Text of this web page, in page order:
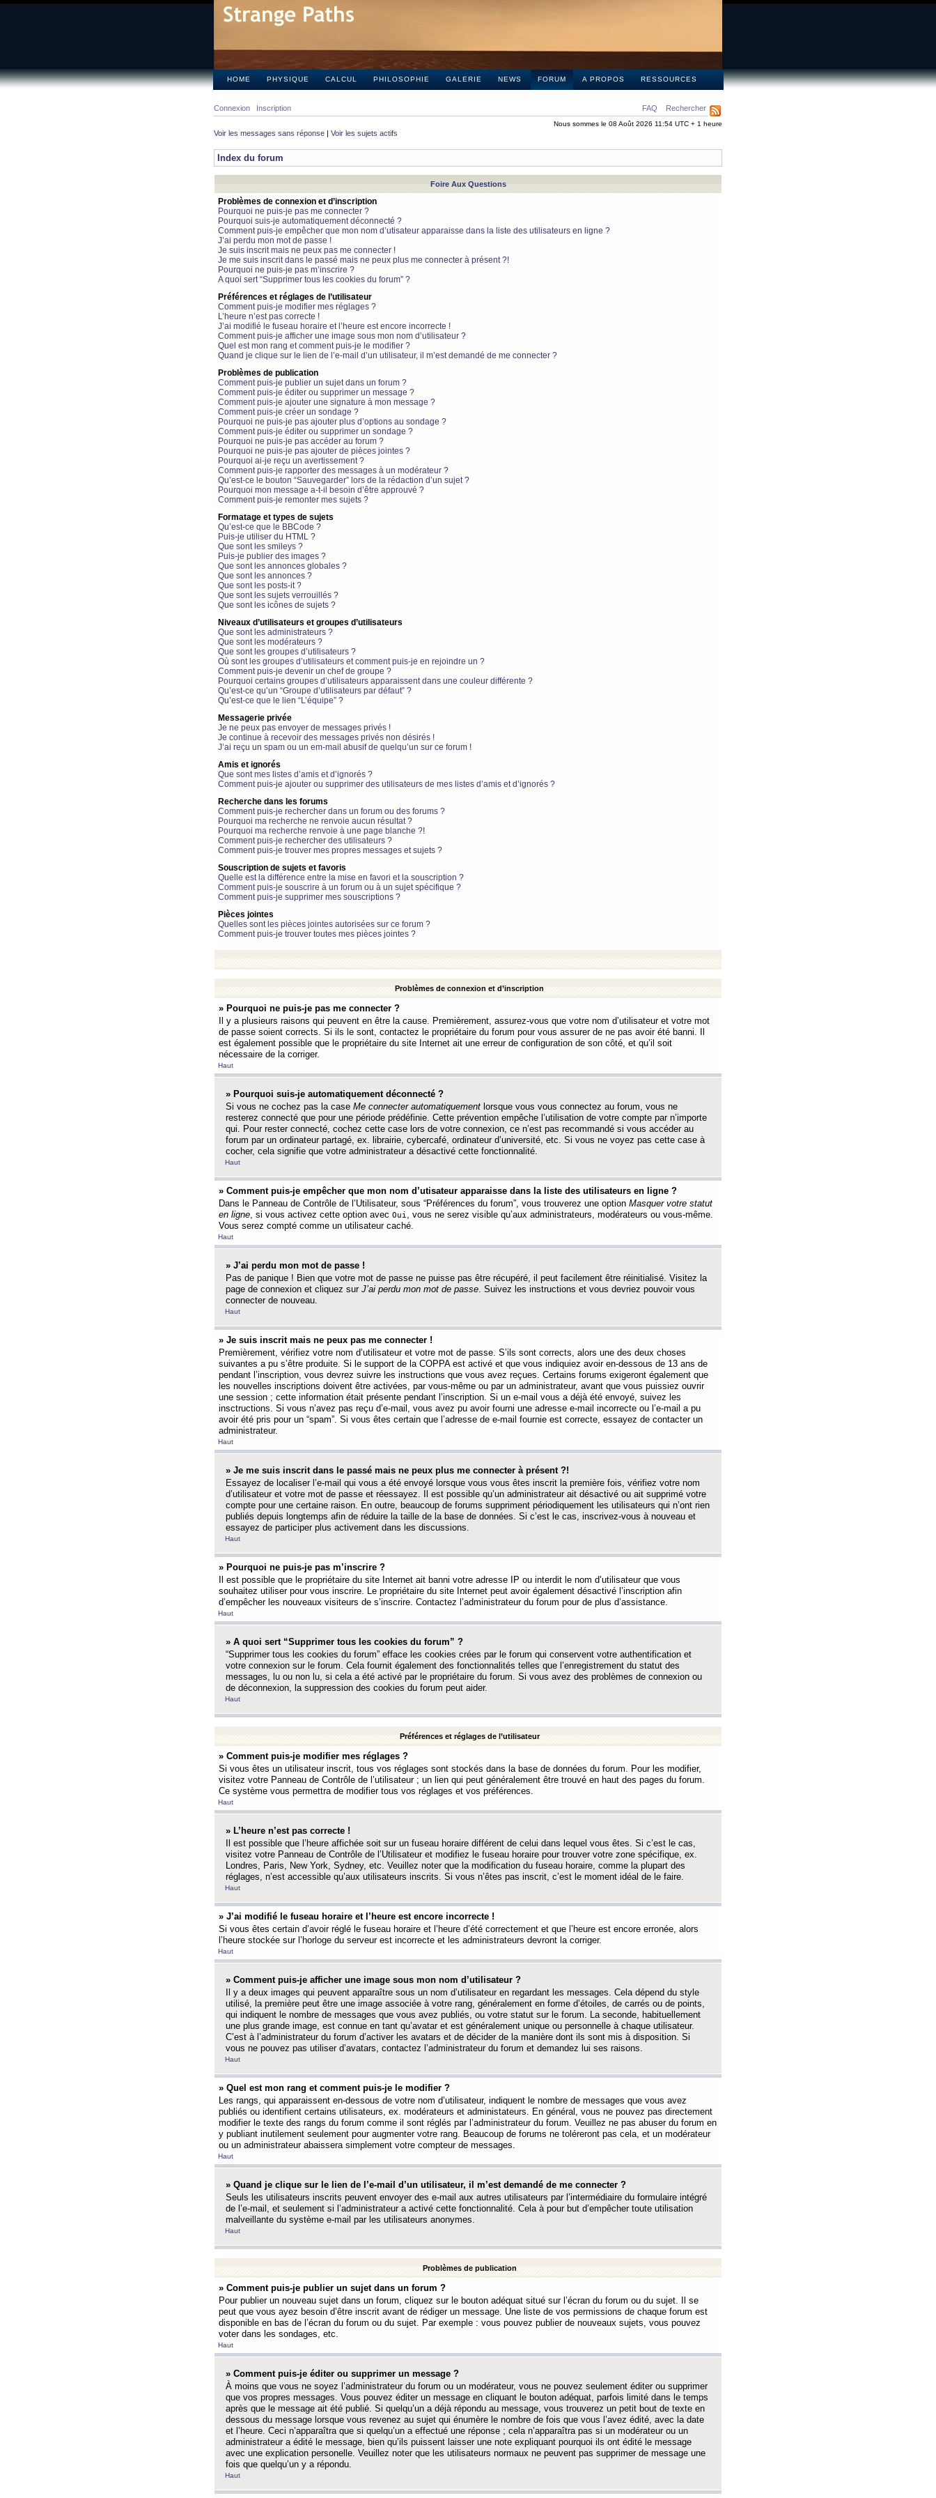
HOME PHYSIQUE CALCUL PHILOSOPHIE GALERIE NEWS FORUM A PROPOS RESSOURCES
FAQ Rechercher
Connexion Inscription
Nous sommes le 08 Août 2026 11:54 UTC + 1 heure
Voir les messages sans réponse | Voir les sujets actifs
Index du forum
Foire Aux Questions
Problèmes de connexion et d’inscription
Pourquoi ne puis-je pas me connecter ?
Pourquoi suis-je automatiquement déconnecté ?
Comment puis-je empêcher que mon nom d’utisateur apparaisse dans la liste des utilisateurs en ligne ?
J’ai perdu mon mot de passe !
Je suis inscrit mais ne peux pas me connecter !
Je me suis inscrit dans le passé mais ne peux plus me connecter à présent ?!
Pourquoi ne puis-je pas m’inscrire ?
A quoi sert “Supprimer tous les cookies du forum” ?
Préférences et réglages de l’utilisateur
Comment puis-je modifier mes réglages ?
L’heure n’est pas correcte !
J’ai modifié le fuseau horaire et l’heure est encore incorrecte !
Comment puis-je afficher une image sous mon nom d’utilisateur ?
Quel est mon rang et comment puis-je le modifier ?
Quand je clique sur le lien de l’e-mail d’un utilisateur, il m’est demandé de me connecter ?
Problèmes de publication
Comment puis-je publier un sujet dans un forum ?
Comment puis-je éditer ou supprimer un message ?
Comment puis-je ajouter une signature à mon message ?
Comment puis-je créer un sondage ?
Pourquoi ne puis-je pas ajouter plus d’options au sondage ?
Comment puis-je éditer ou supprimer un sondage ?
Pourquoi ne puis-je pas accéder au forum ?
Pourquoi ne puis-je pas ajouter de pièces jointes ?
Pourquoi ai-je reçu un avertissement ?
Comment puis-je rapporter des messages à un modérateur ?
Qu’est-ce le bouton “Sauvegarder” lors de la rédaction d’un sujet ?
Pourquoi mon message a-t-il besoin d’être approuvé ?
Comment puis-je remonter mes sujets ?
Formatage et types de sujets
Qu’est-ce que le BBCode ?
Puis-je utiliser du HTML ?
Que sont les smileys ?
Puis-je publier des images ?
Que sont les annonces globales ?
Que sont les annonces ?
Que sont les posts-it ?
Que sont les sujets verrouillés ?
Que sont les icônes de sujets ?
Niveaux d’utilisateurs et groupes d’utilisateurs
Que sont les administrateurs ?
Que sont les modérateurs ?
Que sont les groupes d’utilisateurs ?
Où sont les groupes d’utilisateurs et comment puis-je en rejoindre un ?
Comment puis-je devenir un chef de groupe ?
Pourquoi certains groupes d’utilisateurs apparaissent dans une couleur différente ?
Qu’est-ce qu’un “Groupe d’utilisateurs par défaut” ?
Qu’est-ce que le lien “L’équipe” ?
Messagerie privée
Je ne peux pas envoyer de messages privés !
Je continue à recevoir des messages privés non désirés !
J’ai reçu un spam ou un em-mail abusif de quelqu’un sur ce forum !
Amis et ignorés
Que sont mes listes d’amis et d’ignorés ?
Comment puis-je ajouter ou supprimer des utilisateurs de mes listes d’amis et d’ignorés ?
Recherche dans les forums
Comment puis-je rechercher dans un forum ou des forums ?
Pourquoi ma recherche ne renvoie aucun résultat ?
Pourquoi ma recherche renvoie à une page blanche ?!
Comment puis-je rechercher des utilisateurs ?
Comment puis-je trouver mes propres messages et sujets ?
Souscription de sujets et favoris
Quelle est la différence entre la mise en favori et la souscription ?
Comment puis-je souscrire à un forum ou à un sujet spécifique ?
Comment puis-je supprimer mes souscriptions ?
Pièces jointes
Quelles sont les pièces jointes autorisées sur ce forum ?
Comment puis-je trouver toutes mes pièces jointes ?
Problèmes de connexion et d’inscription
» Pourquoi ne puis-je pas me connecter ?
Il y a plusieurs raisons qui peuvent en être la cause. Premièrement, assurez-vous que votre nom d’utilisateur et votre mot
de passe soient corrects. Si ils le sont, contactez le propriétaire du forum pour vous assurer de ne pas avoir été banni. Il
est également possible que le propriétaire du site Internet ait une erreur de configuration de son côté, et qu’il soit
nécessaire de la corriger.
Haut
» Pourquoi suis-je automatiquement déconnecté ?
Si vous ne cochez pas la case Me connecter automatiquement lorsque vous vous connectez au forum, vous ne
resterez connecté que pour une période prédéfinie. Cette prévention empêche l’utilisation de votre compte par n’importe
qui. Pour rester connecté, cochez cette case lors de votre connexion, ce n’est pas recommandé si vous accéder au
forum par un ordinateur partagé, ex. librairie, cybercafé, ordinateur d’université, etc. Si vous ne voyez pas cette case à
cocher, cela signifie que votre administrateur a désactivé cette fonctionnalité.
Haut
» Comment puis-je empêcher que mon nom d’utisateur apparaisse dans la liste des utilisateurs en ligne ?
Dans le Panneau de Contrôle de l’Utilisateur, sous “Préférences du forum”, vous trouverez une option Masquer votre statut
en ligne, si vous activez cette option avec Oui , vous ne serez visible qu’aux administrateurs, modérateurs ou vous-même.
Vous serez compté comme un utilisateur caché.
Haut
» J’ai perdu mon mot de passe !
Pas de panique ! Bien que votre mot de passe ne puisse pas être récupéré, il peut facilement être réinitialisé. Visitez la
page de connexion et cliquez sur J’ai perdu mon mot de passe. Suivez les instructions et vous devriez pouvoir vous
connecter de nouveau.
Haut
» Je suis inscrit mais ne peux pas me connecter !
Premièrement, vérifiez votre nom d’utilisateur et votre mot de passe. S’ils sont corrects, alors une des deux choses
suivantes a pu s’être produite. Si le support de la COPPA est activé et que vous indiquiez avoir en-dessous de 13 ans de
pendant l’inscription, vous devrez suivre les instructions que vous avez reçues. Certains forums exigeront également que
les nouvelles inscriptions doivent être activées, par vous-même ou par un administrateur, avant que vous puissiez ouvrir
une session ; cette information était présente pendant l’inscription. Si un e-mail vous a déjà été envoyé, suivez les
insctructions. Si vous n’avez pas reçu d’e-mail, vous avez pu avoir fourni une adresse e-mail incorrecte ou l’e-mail a pu
avoir été pris pour un “spam”. Si vous êtes certain que l’adresse de e-mail fournie est correcte, essayez de contacter un
administrateur.
Haut
» Je me suis inscrit dans le passé mais ne peux plus me connecter à présent ?!
Essayez de localiser l’e-mail qui vous a été envoyé lorsque vous vous êtes inscrit la première fois, vérifiez votre nom
d’utilisateur et votre mot de passe et réessayez. Il est possible qu’un administrateur ait désactivé ou ait supprimé votre
compte pour une certaine raison. En outre, beaucoup de forums suppriment périodiquement les utilisateurs qui n’ont rien
publiés depuis longtemps afin de réduire la taille de la base de données. Si c’est le cas, inscrivez-vous à nouveau et
essayez de participer plus activement dans les discussions.
Haut
» Pourquoi ne puis-je pas m’inscrire ?
Il est possible que le propriétaire du site Internet ait banni votre adresse IP ou interdit le nom d’utilisateur que vous
souhaitez utiliser pour vous inscrire. Le propriétaire du site Internet peut avoir également désactivé l’inscription afin
d’empêcher les nouveaux visiteurs de s’inscrire. Contactez l’administrateur du forum pour de plus d’assistance.
Haut
» A quoi sert “Supprimer tous les cookies du forum” ?
“Supprimer tous les cookies du forum” efface les cookies crées par le forum qui conservent votre authentification et
votre connexion sur le forum. Cela fournit également des fonctionnalités telles que l’enregistrement du statut des
messages, lu ou non lu, si cela a été activé par le propriétaire du forum. Si vous avez des problèmes de connexion ou
de déconnexion, la suppression des cookies du forum peut aider.
Haut
Préférences et réglages de l’utilisateur
» Comment puis-je modifier mes réglages ?
Si vous êtes un utilisateur inscrit, tous vos réglages sont stockés dans la base de données du forum. Pour les modifier,
visitez votre Panneau de Contrôle de l’utilisateur ; un lien qui peut généralement être trouvé en haut des pages du forum.
Ce système vous permettra de modifier tous vos réglages et vos préférences.
Haut
» L’heure n’est pas correcte !
Il est possible que l’heure affichée soit sur un fuseau horaire différent de celui dans lequel vous êtes. Si c’est le cas,
visitez votre Panneau de Contrôle de l’Utilisateur et modifiez le fuseau horaire pour trouver votre zone spécifique, ex.
Londres, Paris, New York, Sydney, etc. Veuillez noter que la modification du fuseau horaire, comme la plupart des
réglages, n’est accessible qu’aux utilisateurs inscrits. Si vous n’êtes pas inscrit, c’est le moment idéal de le faire.
Haut
» J’ai modifié le fuseau horaire et l’heure est encore incorrecte !
Si vous êtes certain d’avoir réglé le fuseau horaire et l’heure d’été correctement et que l’heure est encore erronée, alors
l’heure stockée sur l’horloge du serveur est incorrecte et les administrateurs devront la corriger.
Haut
» Comment puis-je afficher une image sous mon nom d’utilisateur ?
Il y a deux images qui peuvent apparaître sous un nom d’utilisateur en regardant les messages. Cela dépend du style
utilisé, la première peut être une image associée à votre rang, généralement en forme d’étoiles, de carrés ou de points,
qui indiquent le nombre de messages que vous avez publiés, ou votre statut sur le forum. La seconde, habituellement
une plus grande image, est connue en tant qu’avatar et est généralement unique ou personnelle à chaque utilisateur.
C’est à l’administrateur du forum d’activer les avatars et de décider de la manière dont ils sont mis à disposition. Si
vous ne pouvez pas utiliser d’avatars, contactez l’administrateur du forum et demandez lui ses raisons.
Haut
» Quel est mon rang et comment puis-je le modifier ?
Les rangs, qui apparaissent en-dessous de votre nom d’utilisateur, indiquent le nombre de messages que vous avez
publiés ou identifient certains utilisateurs, ex. modérateurs et administateurs. En général, vous ne pouvez pas directement
modifier le texte des rangs du forum comme il sont réglés par l’administrateur du forum. Veuillez ne pas abuser du forum en
y publiant inutilement seulement pour augmenter votre rang. Beaucoup de forums ne toléreront pas cela, et un modérateur
ou un administrateur abaissera simplement votre compteur de messages.
Haut
» Quand je clique sur le lien de l’e-mail d’un utilisateur, il m’est demandé de me connecter ?
Seuls les utilisateurs inscrits peuvent envoyer des e-mail aux autres utilisateurs par l’intermédiaire du formulaire intégré
de l’e-mail, et seulement si l’administrateur a activé cette fonctionnalité. Cela à pour but d’empêcher toute utilisation
malveillante du système e-mail par les utilisateurs anonymes.
Haut
Problèmes de publication
» Comment puis-je publier un sujet dans un forum ?
Pour publier un nouveau sujet dans un forum, cliquez sur le bouton adéquat situé sur l’écran du forum ou du sujet. Il se
peut que vous ayez besoin d’être inscrit avant de rédiger un message. Une liste de vos permissions de chaque forum est
disponible en bas de l’écran du forum ou du sujet. Par exemple : vous pouvez publier de nouveaux sujets, vous pouvez
voter dans les sondages, etc.
Haut
» Comment puis-je éditer ou supprimer un message ?
À moins que vous ne soyez l’administrateur du forum ou un modérateur, vous ne pouvez seulement éditer ou supprimer
que vos propres messages. Vous pouvez éditer un message en cliquant le bouton adéquat, parfois limité dans le temps
après que le message ait été publié. Si quelqu’un a déjà répondu au message, vous trouverez un petit bout de texte en
dessous du message lorsque vous revenez au sujet qui énumère le nombre de fois que vous l’avez édité, avec la date
et l’heure. Ceci n’apparaîtra que si quelqu’un a effectué une réponse ; cela n’apparaîtra pas si un modérateur ou un
administrateur a édité le message, bien qu’ils puissent laisser une note expliquant pourquoi ils ont édité le message
avec une explication personelle. Veuillez noter que les utilisateurs normaux ne peuvent pas supprimer de message une
fois que quelqu’un y a répondu.
Haut